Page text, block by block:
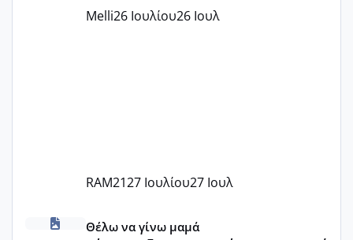
Εγώ πήγα σε έναν ιδιωτικό παιδικό στ
Melli26 Ιουλίου26 Ιουλ
RAM2127 Ιουλίου27 Ιουλ
κέντρα εξωσωματικής και γιατροί εμπερίες
Θέλω να γίνω μαμά